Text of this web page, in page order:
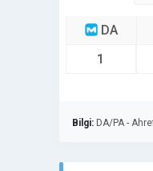
DA
1
Bilgi: DA/PA -